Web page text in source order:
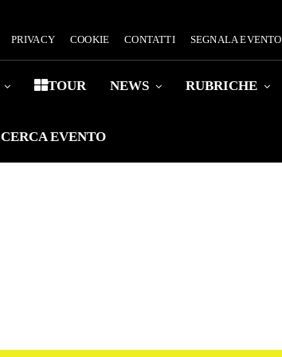
PRIVACY COOKIE CONTATTI SEGNALA EVENTO
TOUR NEWS RUBRICHE
CERCA EVENTO